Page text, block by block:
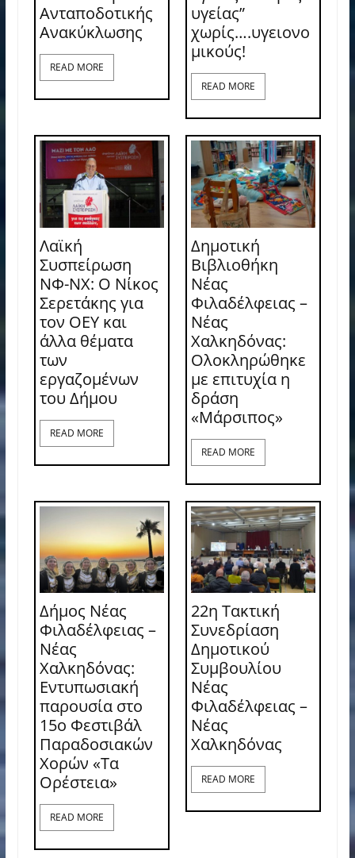
Ανταποδοτικής
Ανακύκλωσης
READ MORE
υγείας”
χωρίς….υγειονο
μικούς!
READ MORE
Λαϊκή
Συσπείρωση
ΝΦ-ΝΧ: O Νίκος
Σερετάκης για
τον ΟΕΥ και
άλλα θέματα
των
εργαζομένων
του Δήμου
READ MORE
Δημοτική
Βιβλιοθήκη
Νέας
Φιλαδέλφειας –
Νέας
Χαλκηδόνας:
Ολοκληρώθηκε
με επιτυχία η
δράση
«Μάρσιπος»
READ MORE
Δήμος Νέας
Φιλαδέλφειας –
Νέας
Χαλκηδόνας:
Εντυπωσιακή
παρουσία στο
15ο Φεστιβάλ
Παραδοσιακών
Χορών «Τα
Ορέστεια»
READ MORE
22η Τακτική
Συνεδρίαση
Δημοτικού
Συμβουλίου
Νέας
Φιλαδέλφειας –
Νέας
Χαλκηδόνας
READ MORE